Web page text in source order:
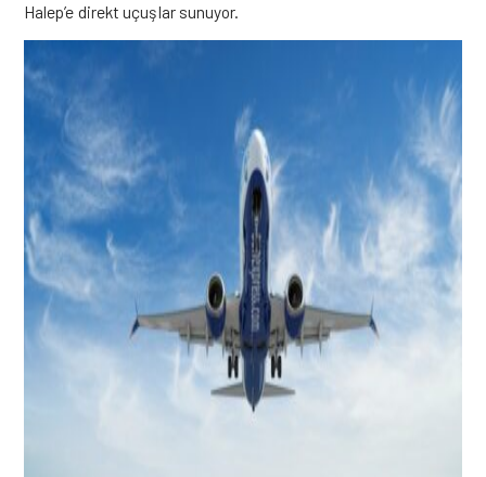
Halep’e direkt uçuşlar sunuyor.